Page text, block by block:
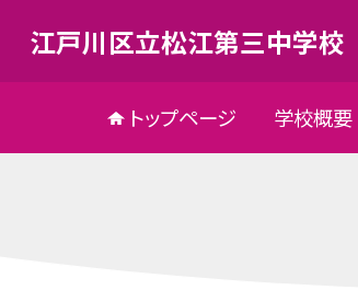
江戸川区立松江第三中学校
トップページ 学校概要